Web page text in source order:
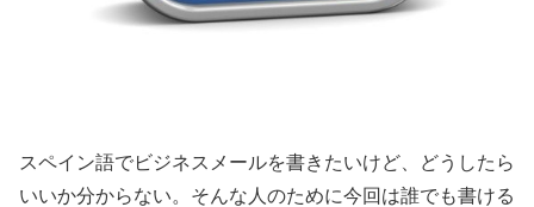
スペイン語でビジネスメールを書きたいけど、どうしたら
いいか分からない。そんな人のために今回は誰でも書ける